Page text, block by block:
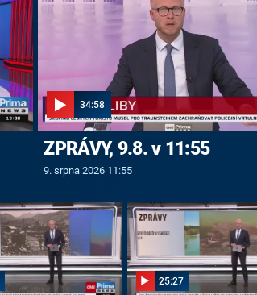
34:58
ZPRÁVY, 9.8. v 11:55
9. srpna 2026 11:55
25:27